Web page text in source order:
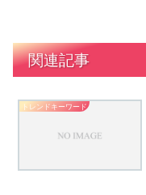
関連記事
トレンドキーワード